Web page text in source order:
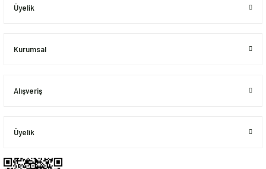
Üyelik
Kurumsal
Alışveriş
Üyelik